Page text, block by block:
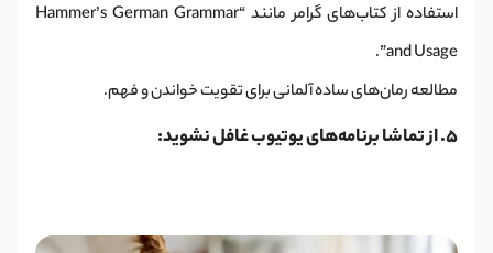
استفاده از کتاب‌های گرامر مانند “Hammer’s German Grammar
and Usage”.
مطالعه رمان‌های ساده آلمانی برای تقویت خواندن و فهم.
5. از تماشا برنامه‌های یوتیوب غافل نشوید: